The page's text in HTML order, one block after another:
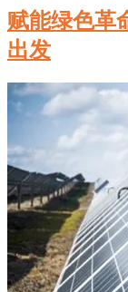
赋能绿色革
出发